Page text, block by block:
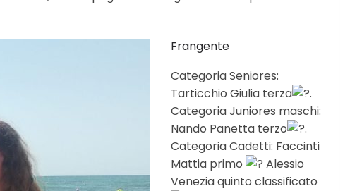
Frangente
Categoria Seniores:
Tarticchio Giulia terza
.
Categoria Juniores maschi:
Nando Panetta terzo
.
Categoria Cadetti: Faccinti
Mattia primo
Alessio
Venezia quinto classificato